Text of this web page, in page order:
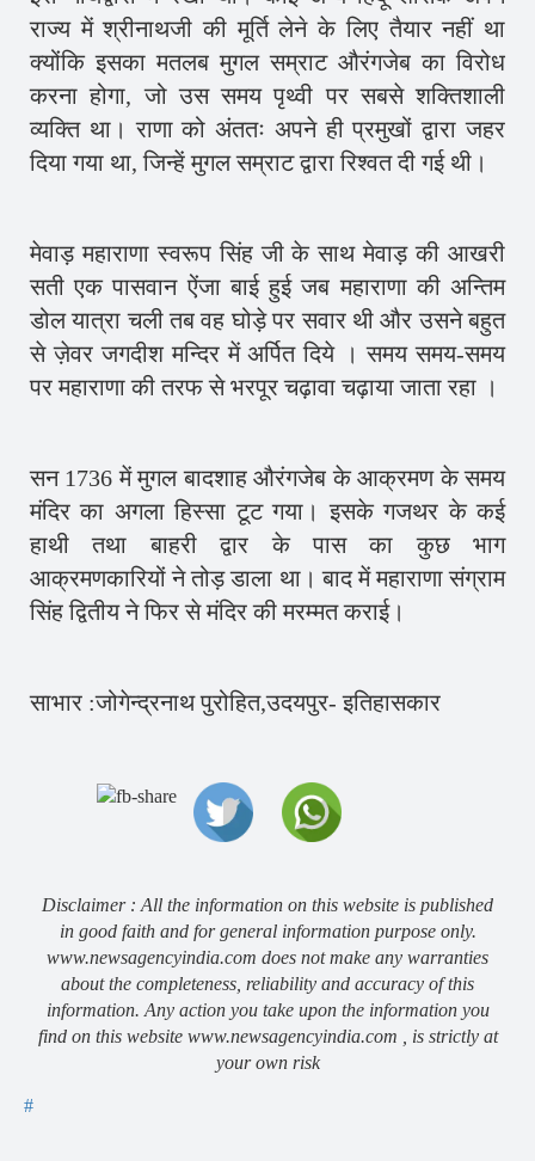
राज्य में श्रीनाथजी की मूर्ति लेने के लिए तैयार नहीं था
क्योंकि इसका मतलब मुगल सम्राट औरंगजेब का विरोध
करना होगा, जो उस समय पृथ्वी पर सबसे शक्तिशाली
व्यक्ति था। राणा को अंततः अपने ही प्रमुखों द्वारा जहर
दिया गया था, जिन्हें मुगल सम्राट द्वारा रिश्वत दी गई थी।
मेवाड़ महाराणा स्वरूप सिंह जी के साथ मेवाड़ की आखरी
सती एक पासवान ऐंजा बाई हुई जब महाराणा की अन्तिम
डोल यात्रा चली तब वह घोड़े पर सवार थी और उसने बहुत
से ज़ेवर जगदीश मन्दिर में अर्पित दिये । समय समय-समय
पर महाराणा की तरफ से भरपूर चढ़ावा चढ़ाया जाता रहा ।
सन 1736 में मुगल बादशाह औरंगजेब के आक्रमण के समय
मंदिर का अगला हिस्सा टूट गया। इसके गजथर के कई
हाथी तथा बाहरी द्वार के पास का कुछ भाग
आक्रमणकारियों ने तोड़ डाला था। बाद में महाराणा संग्राम
सिंह द्वितीय ने फिर से मंदिर की मरम्मत कराई।
साभार :जोगेन्द्रनाथ पुरोहित,उदयपुर- इतिहासकार
Disclaimer : All the information on this website is published
in good faith and for general information purpose only.
www.newsagencyindia.com does not make any warranties
about the completeness, reliability and accuracy of this
information. Any action you take upon the information you
find on this website www.newsagencyindia.com , is strictly at
your own risk
#